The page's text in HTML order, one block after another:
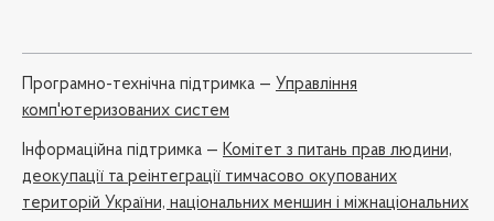
Програмно-технічна підтримка — Управління
комп'ютеризованих систем
Iнформаційна підтримка — Комітет з питань прав людини,
деокупації та реінтеграції тимчасово окупованих
територій України, національних меншин і міжнаціональних